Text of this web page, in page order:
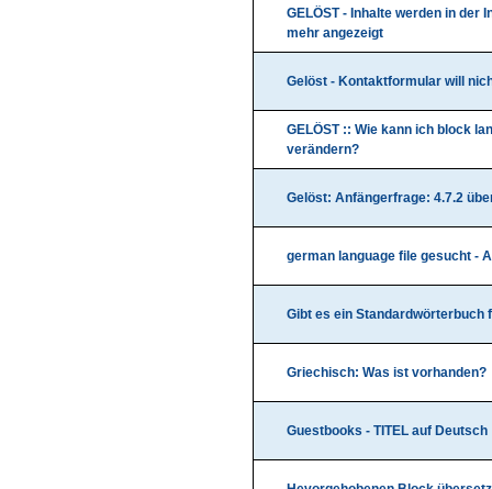
GELÖST - Inhalte werden in der
mehr angezeigt
Gelöst - Kontaktformular will
GELÖST :: Wie kann ich block
verändern?
Gelöst: Anfängerfrage: 4.7.2
german language file gesucht - A
Gibt es ein Standardwörterbuch
Griechisch: Was ist vorhanden?
Guestbooks - TITEL auf Deutsch